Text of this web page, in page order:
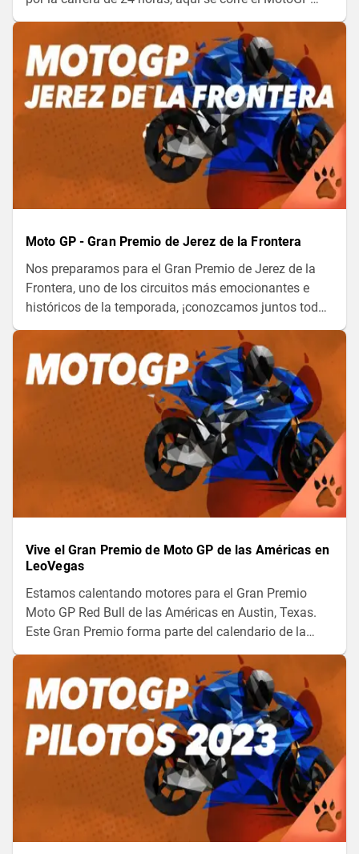
las primeras posiciones y el liderato en el campeonato
de constructores.
Moto GP - Gran Premio de Jerez de la Frontera
Nos preparamos para el Gran Premio de Jerez de la
Frontera, uno de los circuitos más emocionantes e
históricos de la temporada, ¡conozcamos juntos toda
Vive el Gran Premio de Moto GP de las Américas en
LeoVegas
Estamos calentando motores para el Gran Premio
Moto GP Red Bull de las Américas en Austin, Texas.
Este Gran Premio forma parte del calendario de la
largas de todos los circuítos de Moto GP (5.513 m).